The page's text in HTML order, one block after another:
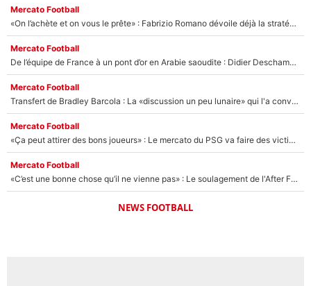
Mercato Football
«On l’achète et on vous le prête» : Fabrizio Romano dévoile déjà la stratégie du PSG avec le transfert de Zion Suzuki !
Mercato Football
De l’équipe de France à un pont d’or en Arabie saoudite : Didier Deschamps a donné sa réponse !
Mercato Football
Transfert de Bradley Barcola : La «discussion un peu lunaire» qui l'a convaincu de quitter le PSG, son entourage est pointé du doigt
Mercato Football
«Ça peut attirer des bons joueurs» : Le mercato du PSG va faire des victimes dans l'effectif de Luis Enrique ?
Mercato Football
«C’est une bonne chose qu’il ne vienne pas» : Le soulagement de l'After Foot après le transfert avorté de Yan Diomandé au PSG
NEWS FOOTBALL